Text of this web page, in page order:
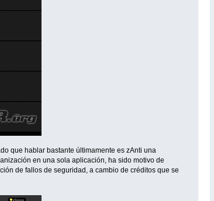
que hablar bastante últimamente es zAnti una
en una sola aplicación, ha sido motivo de
de fallos de seguridad, a cambio de créditos que se